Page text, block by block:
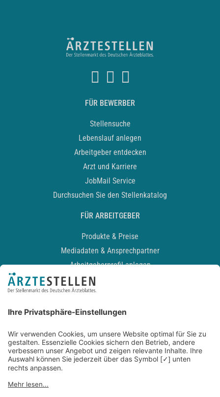
FÜR BEWERBER
Stellensuche
Lebenslauf anlegen
Arbeitgeber entdecken
Arzt und Karriere
JobMail Service
Durchsuchen Sie den Stellenkatalog
FÜR ARBEITGEBER
Produkte & Preise
Mediadaten & Ansprechpartner
Arbeitgeberprofil anlegen
Recruiting-Podcast
Kontakt
Datenschutz
Newsletter